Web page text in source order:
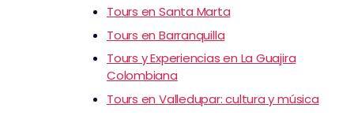
Tours en Santa Marta
Tours en Barranquilla
Tours y Experiencias en La Guajira
Colombiana
Tours en Valledupar: cultura y música